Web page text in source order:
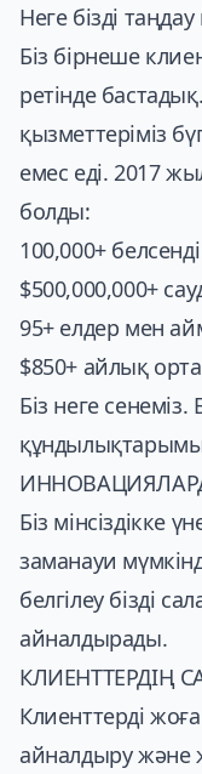
Неге бізді
Біз бірнеше
ретінде
қызметтеріміз
емес еді. 2017
болды:
100,000+
$500,000,000+
95+ елдер мен
$850+ айлық
Біз неге сенеміз.
Біз мінсіздікке
заманауи
белгілеу бізді
айналдырады.
КЛИЕНТТЕРДІҢ
Клиенттерді
айналдыру және